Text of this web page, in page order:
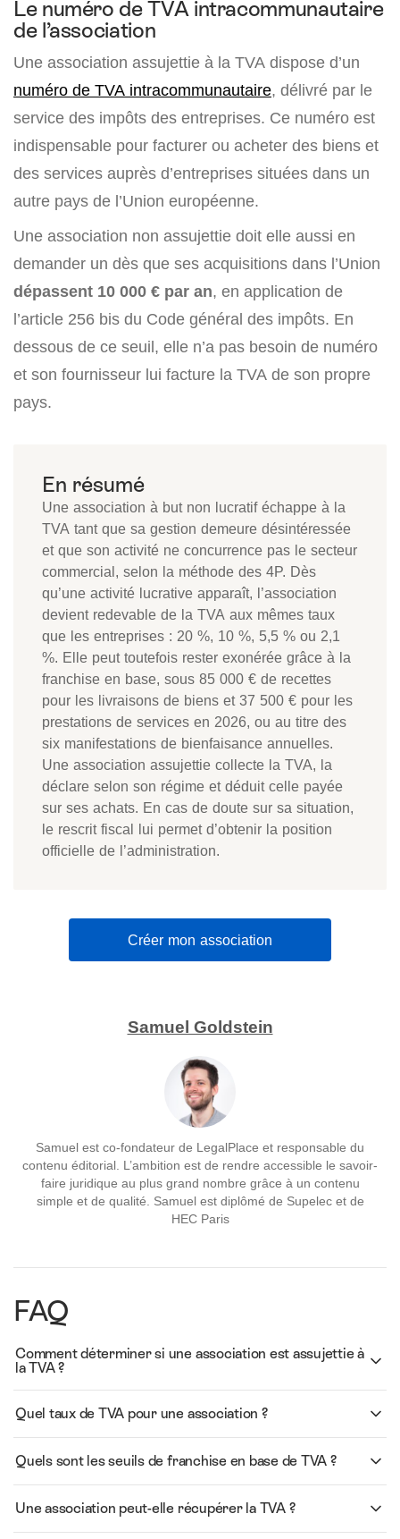
Le numéro de TVA intracommunautaire
de l’association
Une association assujettie à la TVA dispose d’un
numéro de TVA intracommunautaire, délivré par le
service des impôts des entreprises. Ce numéro est
indispensable pour facturer ou acheter des biens et
des services auprès d’entreprises situées dans un
autre pays de l’Union européenne.
Une association non assujettie doit elle aussi en
demander un dès que ses acquisitions dans l’Union
dépassent 10 000 € par an, en application de
l’article 256 bis du Code général des impôts. En
dessous de ce seuil, elle n’a pas besoin de numéro
et son fournisseur lui facture la TVA de son propre
pays.
Une association à but non lucratif échappe à la
TVA tant que sa gestion demeure désintéressée
et que son activité ne concurrence pas le secteur
commercial, selon la méthode des 4P. Dès
qu’une activité lucrative apparaît, l’association
devient redevable de la TVA aux mêmes taux
que les entreprises : 20 %, 10 %, 5,5 % ou 2,1
%. Elle peut toutefois rester exonérée grâce à la
franchise en base, sous 85 000 € de recettes
pour les livraisons de biens et 37 500 € pour les
prestations de services en 2026, ou au titre des
six manifestations de bienfaisance annuelles.
Une association assujettie collecte la TVA, la
déclare selon son régime et déduit celle payée
sur ses achats. En cas de doute sur sa situation,
le rescrit fiscal lui permet d’obtenir la position
officielle de l’administration.
Créer mon association
Samuel Goldstein
Samuel est co-fondateur de LegalPlace et responsable du
contenu éditorial. L’ambition est de rendre accessible le savoir-
faire juridique au plus grand nombre grâce à un contenu
simple et de qualité. Samuel est diplômé de Supelec et de
HEC Paris
FAQ
Comment déterminer si une association est assujettie à
la TVA ?
Quel taux de TVA pour une association ?
Quels sont les seuils de franchise en base de TVA ?
Une association peut-elle récupérer la TVA ?